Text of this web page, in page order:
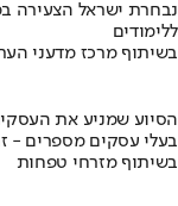
נבחרת ישראל הצעירה
ללימודים
בשיתוף מרכז מדעני
הסיוע שמניע את
בעלי עסקים מספרים -
בשיתוף מזרחי טפחות